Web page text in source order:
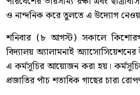
ও নান্দনিক করে তুলতে এ উদ্যোগ
শনিবার (৮ আগস্ট) সকালে
বিদ্যালয় অ্যালামনাই অ্যাসোসিয়েশনের
এ কর্মসূচির আয়োজন করা হয়।
প্রজাতির পাঁচ শতাধিক গাছের চারা